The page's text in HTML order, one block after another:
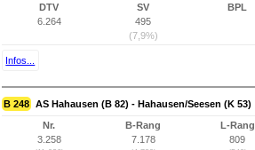
DTV
6.264
SV
495
(7,9%)
BPL
Infos...
B 248 AS Hahausen (B 82) - Hahausen/Seesen (K 53)
Nr.
3.258
B-Rang
7.178
L-Rang
809